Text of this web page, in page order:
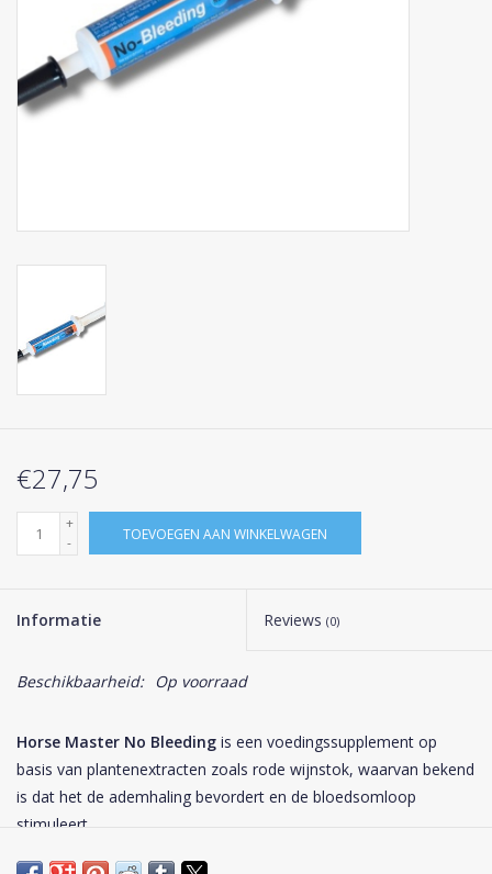
Sale
Kenniscentrum
€27,75
+
-
TOEVOEGEN AAN WINKELWAGEN
Informatie Reviews (0)
Beschikbaarheid: Op voorraad
Horse Master No Bleeding is een voedingssupplement op
basis van plantenextracten zoals rode wijnstok, waarvan bekend
is dat het de ademhaling bevordert en de bloedsomloop
stimuleert.
No Bleeding is vooral aan te bevelen voor renpaarden met